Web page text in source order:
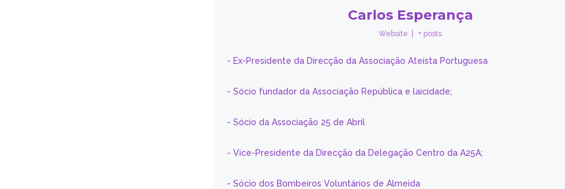
Carlos Esperança
Website + posts
- Ex-Presidente da Direcção da Associação Ateísta Portuguesa
- Sócio fundador da Associação República e laicidade;
- Sócio da Associação 25 de Abril
- Vice-Presidente da Direcção da Delegação Centro da A25A;
- Sócio dos Bombeiros Voluntários de Almeida